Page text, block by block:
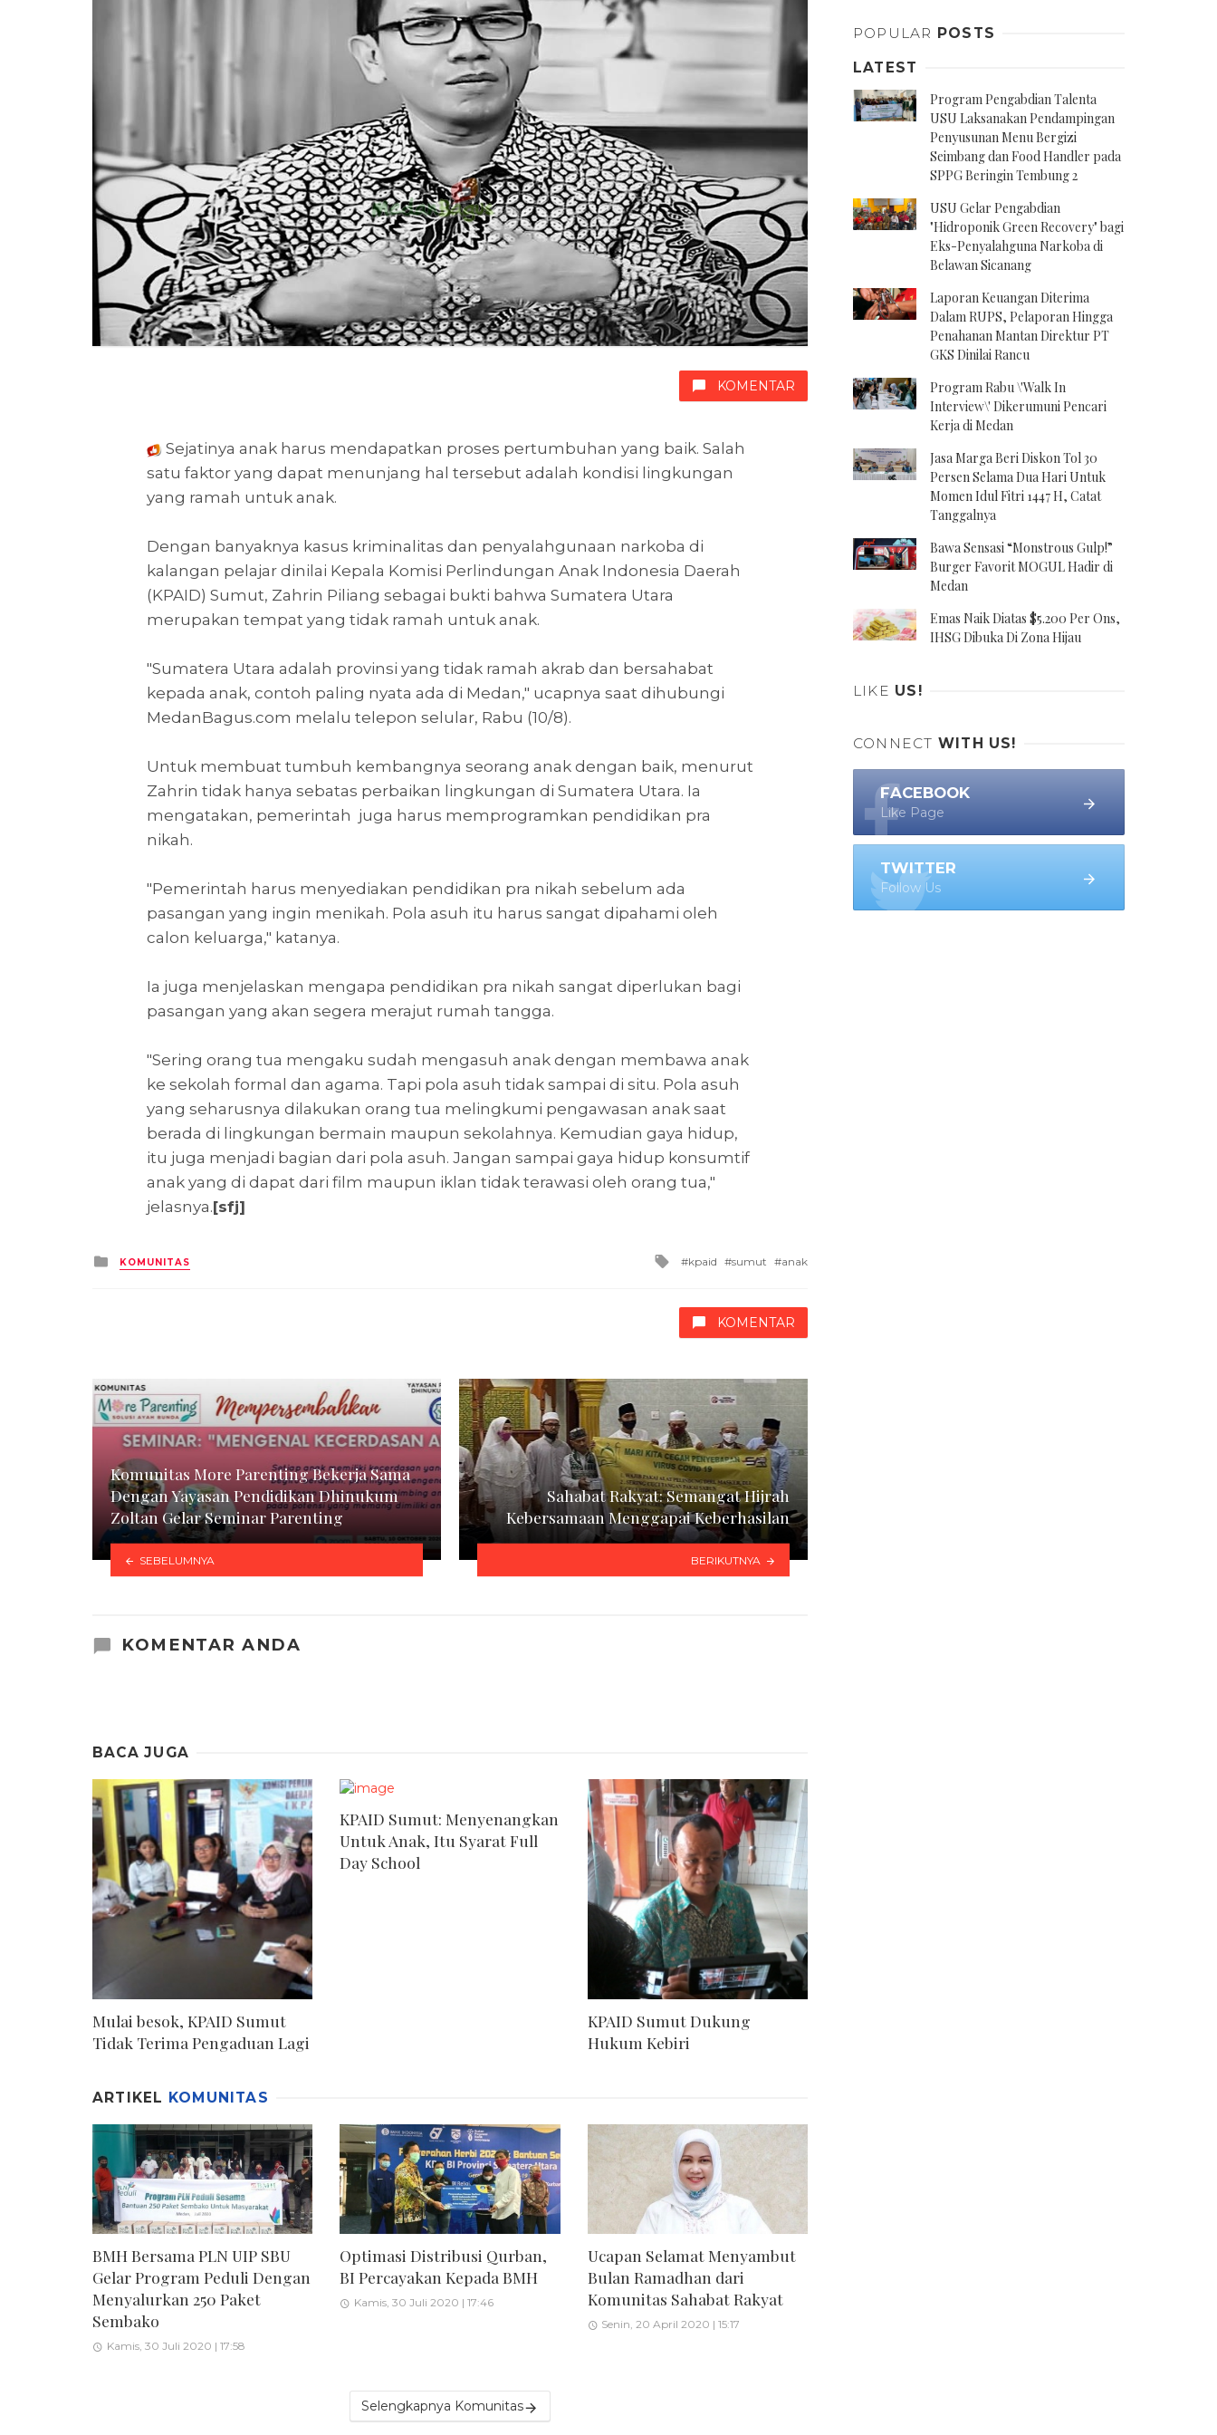
KOMENTAR
Sejatinya anak harus mendapatkan proses pertumbuhan yang baik. Salah
satu faktor yang dapat menunjang hal tersebut adalah kondisi lingkungan
yang ramah untuk anak.
Dengan banyaknya kasus kriminalitas dan penyalahgunaan narkoba di
kalangan pelajar dinilai Kepala Komisi Perlindungan Anak Indonesia Daerah
(KPAID) Sumut, Zahrin Piliang sebagai bukti bahwa Sumatera Utara
merupakan tempat yang tidak ramah untuk anak.
"Sumatera Utara adalah provinsi yang tidak ramah akrab dan bersahabat
kepada anak, contoh paling nyata ada di Medan," ucapnya saat dihubungi
MedanBagus.com melalu telepon selular, Rabu (10/8).
Untuk membuat tumbuh kembangnya seorang anak dengan baik, menurut
Zahrin tidak hanya sebatas perbaikan lingkungan di Sumatera Utara. Ia
mengatakan, pemerintah juga harus memprogramkan pendidikan pra
nikah.
"Pemerintah harus menyediakan pendidikan pra nikah sebelum ada
pasangan yang ingin menikah. Pola asuh itu harus sangat dipahami oleh
calon keluarga," katanya.
Ia juga menjelaskan mengapa pendidikan pra nikah sangat diperlukan bagi
pasangan yang akan segera merajut rumah tangga.
"Sering orang tua mengaku sudah mengasuh anak dengan membawa anak
ke sekolah formal dan agama. Tapi pola asuh tidak sampai di situ. Pola asuh
yang seharusnya dilakukan orang tua melingkumi pengawasan anak saat
berada di lingkungan bermain maupun sekolahnya. Kemudian gaya hidup,
itu juga menjadi bagian dari pola asuh. Jangan sampai gaya hidup konsumtif
anak yang di dapat dari film maupun iklan tidak terawasi oleh orang tua,"
jelasnya.[sfj]
Posted
in
KOMUNITAS
Tagged
kpaid sumut anak
KOMENTAR
Komunitas More Parenting Bekerja Sama
Dengan Yayasan Pendidikan Dhinukum
Zoltan Gelar Seminar Parenting
SEBELUMNYA
Sahabat Rakyat: Semangat Hijrah
Kebersamaan Menggapai Keberhasilan
BERIKUTNYA
KOMENTAR ANDA
BACA JUGA
Mulai besok, KPAID Sumut
Tidak Terima Pengaduan Lagi
KPAID Sumut: Menyenangkan
Untuk Anak, Itu Syarat Full
Day School
KPAID Sumut Dukung
Hukum Kebiri
ARTIKEL KOMUNITAS
BMH Bersama PLN UIP SBU
Gelar Program Peduli Dengan
Menyalurkan 250 Paket
Sembako
Kamis, 30 Juli 2020 | 17:58
Optimasi Distribusi Qurban,
BI Percayakan Kepada BMH
Kamis, 30 Juli 2020 | 17:46
Ucapan Selamat Menyambut
Bulan Ramadhan dari
Komunitas Sahabat Rakyat
Senin, 20 April 2020 | 15:17
Selengkapnya Komunitas
POPULAR POSTS
LATEST
Program Pengabdian Talenta
USU Laksanakan Pendampingan
Penyusunan Menu Bergizi
Seimbang dan Food Handler pada
SPPG Beringin Tembung 2
USU Gelar Pengabdian
"Hidroponik Green Recovery" bagi
Eks-Penyalahguna Narkoba di
Belawan Sicanang
Laporan Keuangan Diterima
Dalam RUPS, Pelaporan Hingga
Penahanan Mantan Direktur PT
GKS Dinilai Rancu
Program Rabu \'Walk In
Interview\' Dikerumuni Pencari
Kerja di Medan
Jasa Marga Beri Diskon Tol 30
Persen Selama Dua Hari Untuk
Momen Idul Fitri 1447 H, Catat
Tanggalnya
Bawa Sensasi “Monstrous Gulp!”
Burger Favorit MOGUL Hadir di
Medan
Emas Naik Diatas $5.200 Per Ons,
IHSG Dibuka Di Zona Hijau
LIKE US!
CONNECT WITH US!
FACEBOOK
Like Page
TWITTER
Follow Us